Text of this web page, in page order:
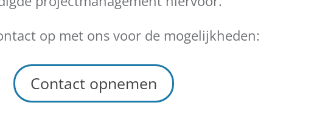
op met ons voor de mogelijkheden:
Contact opnemen